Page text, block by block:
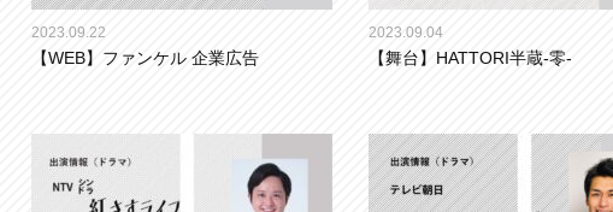
2023.09.22
【WEB】ファンケル 企業広告
2023.09.04
【舞台】HATTORI半蔵-零-